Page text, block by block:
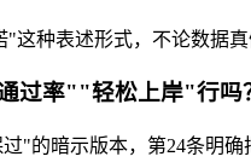
"这种表述形式，不论数据
过率""轻松上岸"行吗
"的暗示版本，第24条明